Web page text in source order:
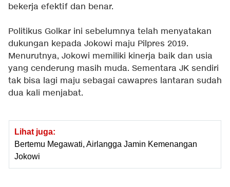
bekerja efektif dan benar.
Politikus Golkar ini sebelumnya telah menyatakan
dukungan kepada Jokowi maju Pilpres 2019.
Menurutnya, Jokowi memiliki kinerja baik dan usia
yang cenderung masih muda. Sementara JK sendiri
tak bisa lagi maju sebagai cawapres lantaran sudah
dua kali menjabat.
Lihat juga:
Bertemu Megawati, Airlangga Jamin Kemenangan
Jokowi